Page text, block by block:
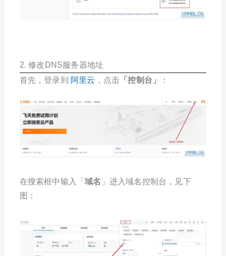
2. 修改DNS服务器地址
首先，登录到 阿里云 ，点击 「控制台 」 ：
在搜索框中输入「域名 」进入域名控制台，见下
图：